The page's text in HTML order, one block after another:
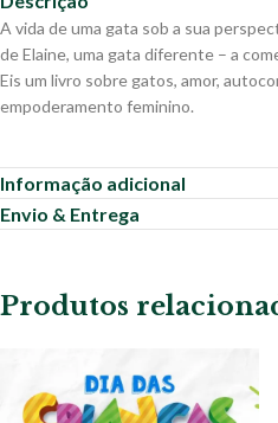
A vida de uma gata sob a sua
de Elaine, uma gata diferente – a
Eis um livro sobre gatos, amor,
empoderamento feminino.
Informação adicional
Envio & Entrega
Produtos